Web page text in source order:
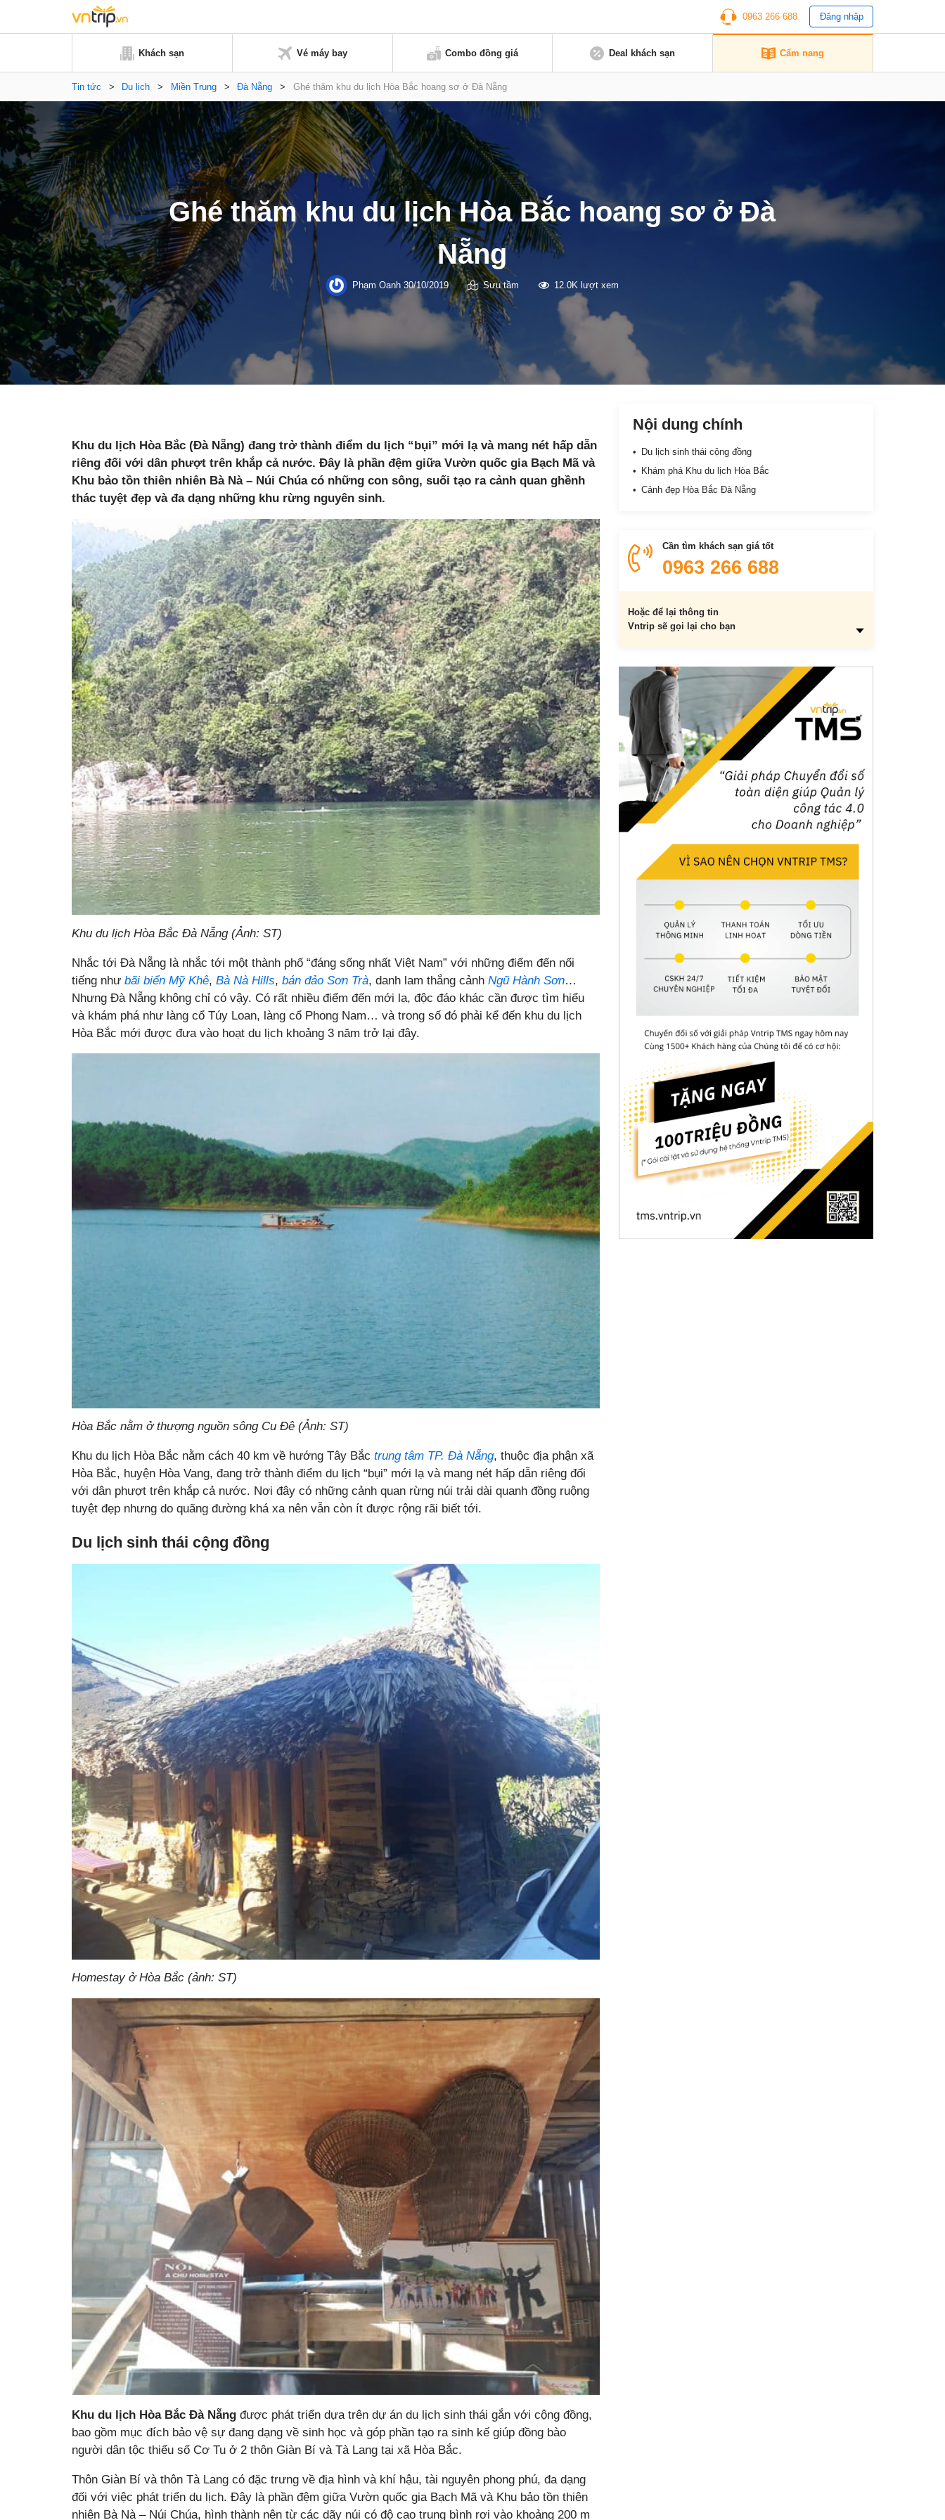
0963 266 688 Đăng nhập
Khách sạn Vé máy bay Combo đồng giá Deal khách sạn Cẩm nang
Tin tức > Du lịch > Miền Trung > Đà Nẵng > Ghé thăm khu du lịch Hòa Bắc hoang sơ ở Đà Nẵng
Ghé thăm khu du lịch Hòa Bắc hoang sơ ở Đà
Nẵng
Phạm Oanh30/10/2019 Sưu tầm 12.0K lượt xem
Khu du lịch Hòa Bắc (Đà Nẵng) đang trở thành điểm du lịch “bụi” mới lạ và mang nét hấp dẫn
riêng đối với dân phượt trên khắp cả nước. Đây là phần đệm giữa Vườn quốc gia Bạch Mã và
Khu bảo tồn thiên nhiên Bà Nà – Núi Chúa có những con sông, suối tạo ra cảnh quan ghềnh
thác tuyệt đẹp và đa dạng những khu rừng nguyên sinh.
Khu du lịch Hòa Bắc Đà Nẵng (Ảnh: ST)
Nhắc tới Đà Nẵng là nhắc tới một thành phố “đáng sống nhất Việt Nam” với những điểm đến nổi
tiếng như bãi biển Mỹ Khê, Bà Nà Hills, bán đảo Sơn Trà, danh lam thắng cảnh Ngũ Hành Sơn…
Nhưng Đà Nẵng không chỉ có vậy. Có rất nhiều điểm đến mới lạ, độc đáo khác cần được tìm hiểu
và khám phá như làng cổ Túy Loan, làng cổ Phong Nam… và trong số đó phải kể đến khu du lịch
Hòa Bắc mới được đưa vào hoạt du lịch khoảng 3 năm trở lại đây.
Hòa Bắc nằm ở thượng nguồn sông Cu Đê (Ảnh: ST)
Khu du lịch Hòa Bắc nằm cách 40 km về hướng Tây Bắc trung tâm TP. Đà Nẵng, thuộc địa phận xã
Hòa Bắc, huyện Hòa Vang, đang trở thành điểm du lịch “bụi” mới lạ và mang nét hấp dẫn riêng đối
với dân phượt trên khắp cả nước. Nơi đây có những cảnh quan rừng núi trải dài quanh đồng ruộng
tuyệt đẹp nhưng do quãng đường khá xa nên vẫn còn ít được rộng rãi biết tới.
Du lịch sinh thái cộng đồng
Homestay ở Hòa Bắc (ảnh: ST)
Khu du lịch Hòa Bắc Đà Nẵng được phát triển dựa trên dự án du lịch sinh thái gắn với cộng đồng,
bao gồm mục đích bảo vệ sự đang dạng về sinh học và góp phần tạo ra sinh kế giúp đồng bào
người dân tộc thiểu số Cơ Tu ở 2 thôn Giàn Bí và Tà Lang tại xã Hòa Bắc.
Thôn Giàn Bí và thôn Tà Lang có đặc trưng về địa hình và khí hậu, tài nguyên phong phú, đa dạng
đối với việc phát triển du lịch. Đây là phần đệm giữa Vườn quốc gia Bạch Mã và Khu bảo tồn thiên
nhiên Bà Nà – Núi Chúa, hình thành nên từ các dãy núi có độ cao trung bình rơi vào khoảng 200 m
Nội dung chính
Du lịch sinh thái cộng đồng
Khám phá Khu du lịch Hòa Bắc
Cảnh đẹp Hòa Bắc Đà Nẵng
Cần tìm khách sạn giá tốt
0963 266 688
Hoặc để lại thông tin
Vntrip sẽ gọi lại cho bạn